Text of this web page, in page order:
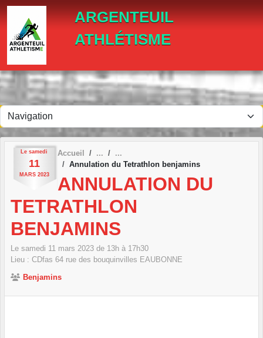
ARGENTEUIL
ATHLÉTISME
Le samedi
11
MARS 2023
Accueil
Annulation du Tetrathlon benjamins
ANNULATION DU
TETRATHLON
BENJAMINS
Le samedi 11 mars 2023 de 13h à 17h30
Lieu : CDfas 64 rue des bouquinvilles EAUBONNE
Benjamins
Panneau de gestion des cookies